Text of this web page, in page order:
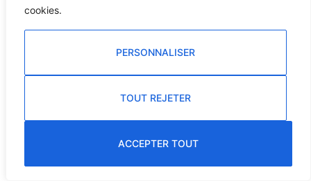
cookies.
PERSONNALISER
TOUT REJETER
ACCEPTER TOUT